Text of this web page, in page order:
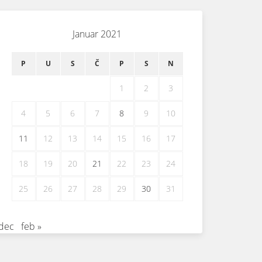
Januar 2021
P U S Č P S N
1 2 3
4 5 6 7 8 9 10
11 12 13 14 15 16 17
18 19 20 21 22 23 24
25 26 27 28 29 30 31
feb »